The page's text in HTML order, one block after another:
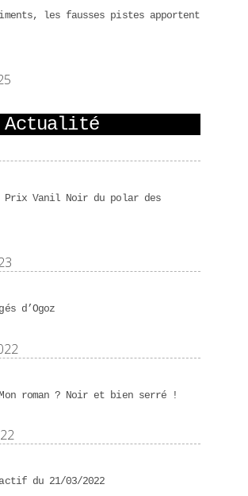
les fausses pistes apportent
Actualité
Prix Vanil Noir du polar des
d’Ogoz
roman ? Noir et bien serré !
du 21/03/2022